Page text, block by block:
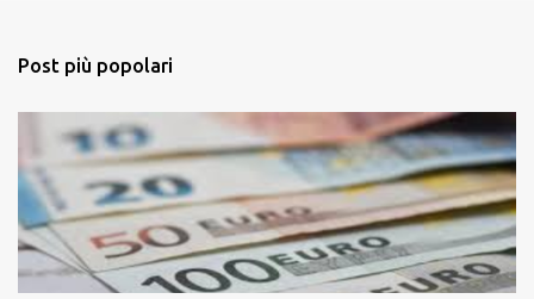
Post più popolari